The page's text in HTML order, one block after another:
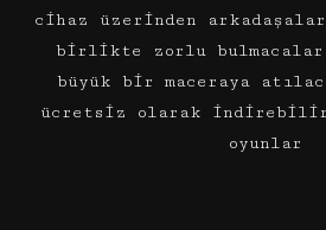
cihaz üzerinden
birlikte zorlu
büyük bir maceraya
ücretsiz olarak
oyunlar